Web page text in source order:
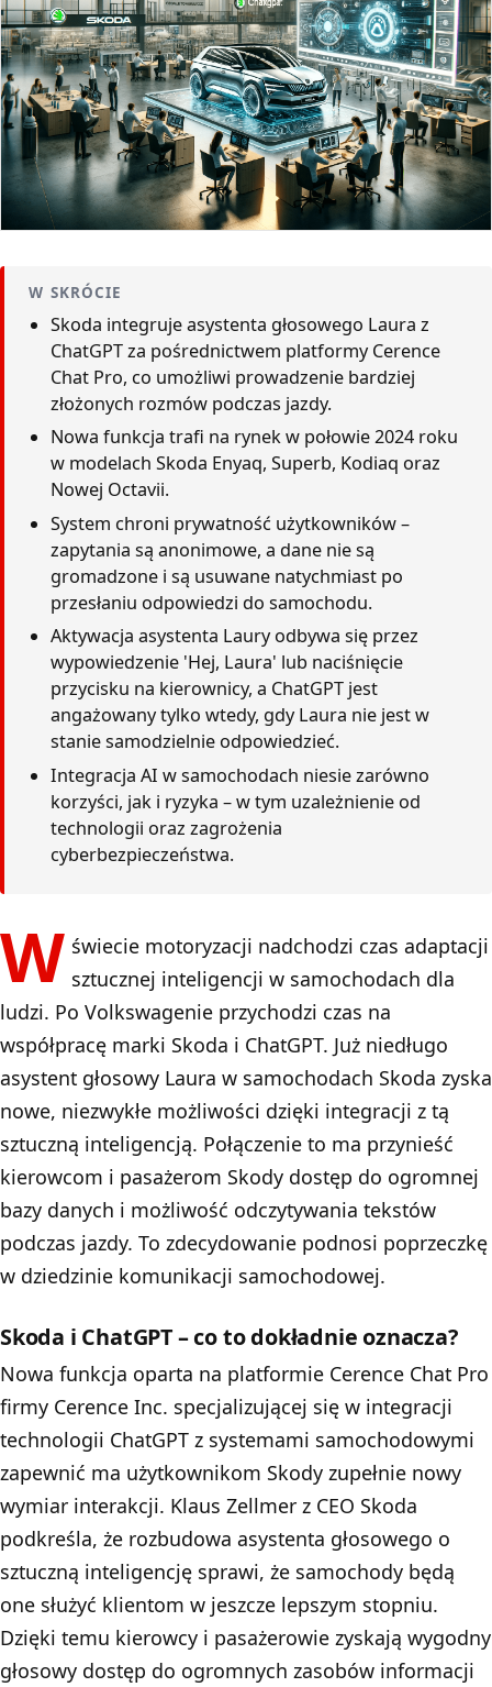
W SKRÓCIE
Skoda integruje asystenta głosowego Laura z
ChatGPT za pośrednictwem platformy Cerence
Chat Pro, co umożliwi prowadzenie bardziej
złożonych rozmów podczas jazdy.
Nowa funkcja trafi na rynek w połowie 2024 roku
w modelach Skoda Enyaq, Superb, Kodiaq oraz
Nowej Octavii.
System chroni prywatność użytkowników –
zapytania są anonimowe, a dane nie są
gromadzone i są usuwane natychmiast po
przesłaniu odpowiedzi do samochodu.
Aktywacja asystenta Laury odbywa się przez
wypowiedzenie 'Hej, Laura' lub naciśnięcie
przycisku na kierownicy, a ChatGPT jest
angażowany tylko wtedy, gdy Laura nie jest w
stanie samodzielnie odpowiedzieć.
Integracja AI w samochodach niesie zarówno
korzyści, jak i ryzyka – w tym uzależnienie od
technologii oraz zagrożenia
cyberbezpieczeństwa.
W świecie motoryzacji nadchodzi czas adaptacji
sztucznej inteligencji w samochodach dla
ludzi. Po Volkswagenie przychodzi czas na
współpracę marki Skoda i ChatGPT. Już niedługo
asystent głosowy Laura w samochodach Skoda zyska
nowe, niezwykłe możliwości dzięki integracji z tą
sztuczną inteligencją. Połączenie to ma przynieść
kierowcom i pasażerom Skody dostęp do ogromnej
bazy danych i możliwość odczytywania tekstów
podczas jazdy. To zdecydowanie podnosi poprzeczkę
w dziedzinie komunikacji samochodowej.
Skoda i ChatGPT – co to dokładnie oznacza?
Nowa funkcja oparta na platformie Cerence Chat Pro
firmy Cerence Inc. specjalizującej się w integracji
technologii ChatGPT z systemami samochodowymi
zapewnić ma użytkownikom Skody zupełnie nowy
wymiar interakcji. Klaus Zellmer z CEO Skoda
podkreśla, że rozbudowa asystenta głosowego o
sztuczną inteligencję sprawi, że samochody będą
one służyć klientom w jeszcze lepszym stopniu.
Dzięki temu kierowcy i pasażerowie zyskają wygodny
głosowy dostęp do ogromnych zasobów informacji